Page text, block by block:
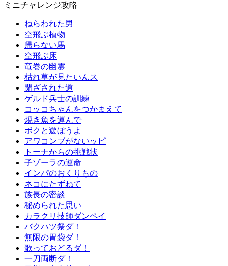
ミニチャレンジ攻略
ねらわれた男
空飛ぶ植物
帰らない馬
空飛ぶ床
竜巻の幽霊
枯れ草が見たいんス
閉ざされた道
ゲルド兵士の訓練
コッコちゃんをつかまえて
焼き魚を運んで
ボクと遊ぼうよ
アワコンブがないッピ
トーナからの挑戦状
子ゾーラの運命
インパのおくりもの
ネコにたずねて
族長の密談
秘められた思い
カラクリ技師ダンペイ
バクハツ祭ダ！
無限の胃袋ダ！
歌っておどるダ！
一刀両断ダ！